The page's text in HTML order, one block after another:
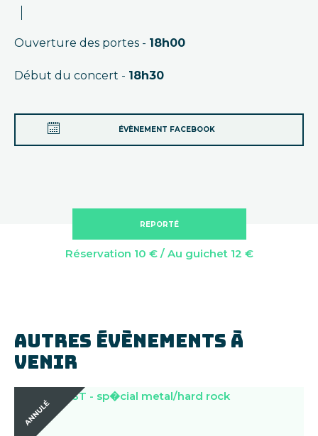
Ouverture des portes - 18h00
Début du concert - 18h30
ÉVÈNEMENT FACEBOOK
REPORTÉ
Réservation 10 € / Au guichet 12 €
AUTRES ÉVÈNEMENTS À
VENIR